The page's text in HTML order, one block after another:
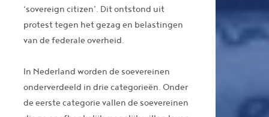
‘sovereign citizen’. Dit ontstond uit
protest tegen het gezag en belastingen
van de federale overheid.
In Nederland worden de soevereinen
onderverdeeld in drie categorieën. Onder
de eerste categorie vallen de soevereinen